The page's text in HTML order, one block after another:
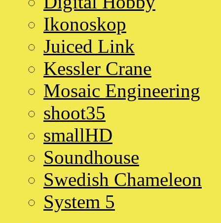
Ikonoskop
Juiced Link
Kessler Crane
Mosaic Engineering
shoot35
smallHD
Soundhouse
Swedish Chameleon
System 5